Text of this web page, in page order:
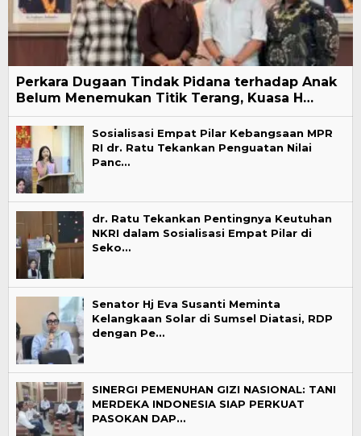
Perkara Dugaan Tindak Pidana terhadap Anak
Belum Menemukan Titik Terang, Kuasa H…
Sosialisasi Empat Pilar Kebangsaan MPR
RI dr. Ratu Tekankan Penguatan Nilai
Panc…
dr. Ratu Tekankan Pentingnya Keutuhan
NKRI dalam Sosialisasi Empat Pilar di
Seko…
Senator Hj Eva Susanti Meminta
Kelangkaan Solar di Sumsel Diatasi, RDP
dengan Pe…
SINERGI PEMENUHAN GIZI NASIONAL: TANI
MERDEKA INDONESIA SIAP PERKUAT
PASOKAN DAP…